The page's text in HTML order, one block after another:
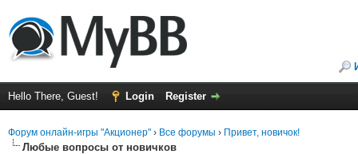
Hello There, Guest! Login Register
Форум онлайн-игры "Акционер" › Все форумы › Привет, новичок!
Любые вопросы от новичков